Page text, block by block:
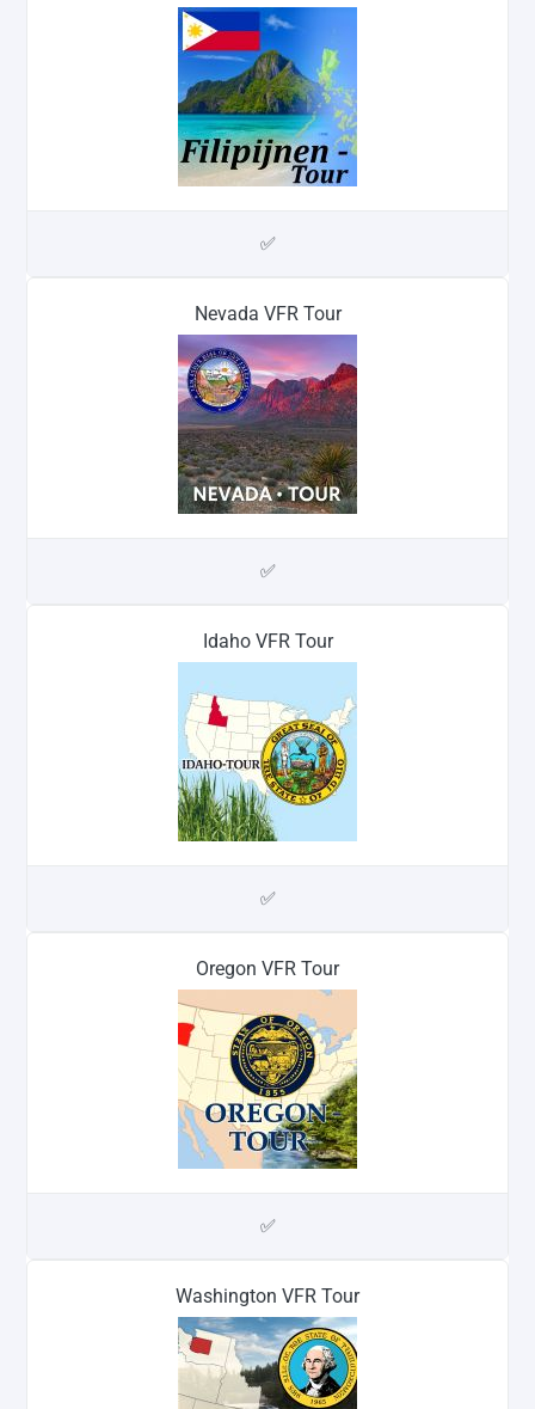
✅
Nevada VFR Tour
✅
Idaho VFR Tour
✅
Oregon VFR Tour
✅
Washington VFR Tour